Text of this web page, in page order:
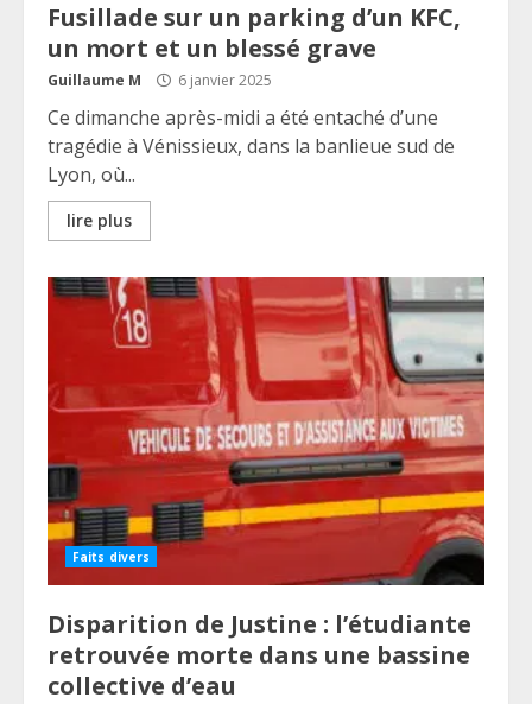
Fusillade sur un parking d’un KFC,
un mort et un blessé grave
Guillaume M 6 janvier 2025
Ce dimanche après-midi a été entaché d’une
tragédie à Vénissieux, dans la banlieue sud de
Lyon, où...
lire plus
Faits divers
Disparition de Justine : l’étudiante
retrouvée morte dans une bassine
collective d’eau